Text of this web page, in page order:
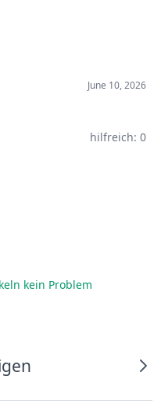
June 10, 2026
hilfreich: 0
kein Problem